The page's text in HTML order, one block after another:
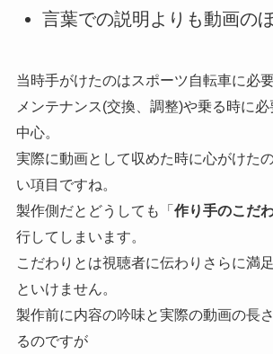
言葉での説明よりも動画の
当時手がけたのはスポーツ自転車に必
メンテナンス(交換、調整)や乗る時に
中心。
実際に動画として収めた時に心がけた
い項目ですね。
製作側だとどうしても「 作り手のこだ
行してしまいます。
こだわりとは視聴者に伝わりさらに満
といけません。
製作前に内容の吟味と実際の動画の長
るのですが